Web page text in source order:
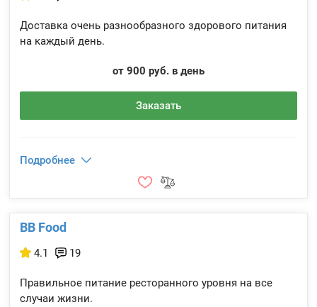
Доставка очень разнообразного здорового питания
на каждый день.
от 900 руб. в день
Заказать
Подробнее
BB Food
4.1 19
Правильное питание ресторанного уровня на все
случаи жизни.